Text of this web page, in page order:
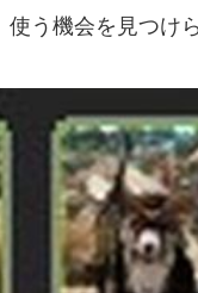
う機会を見つけ